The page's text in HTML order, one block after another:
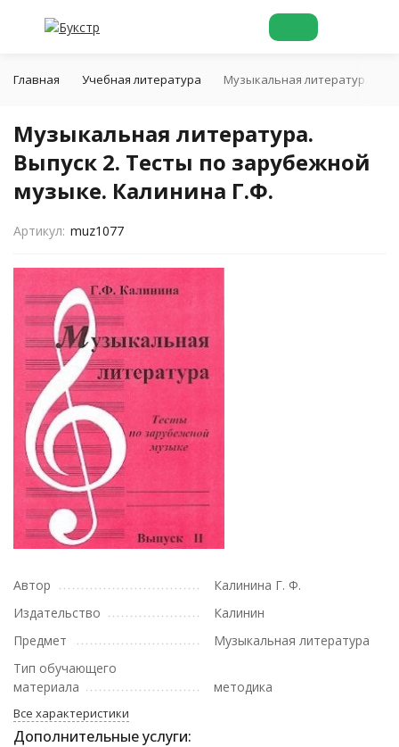
Главная Учебная литература Музыкальная литература.
Музыкальная литература.
Выпуск 2. Тесты по зарубежной
музыке. Калинина Г.Ф.
Артикул: muz1077
Автор
Калинина Г. Ф.
Издательство
Калинин
Предмет
Музыкальная литература
Тип обучающего
материала
методика
Все характеристики
Дополнительные услуги: